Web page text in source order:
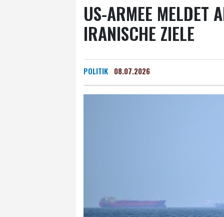
US-ARMEE MELDET
IRANISCHE ZIELE
POLITIK 08.07.2026